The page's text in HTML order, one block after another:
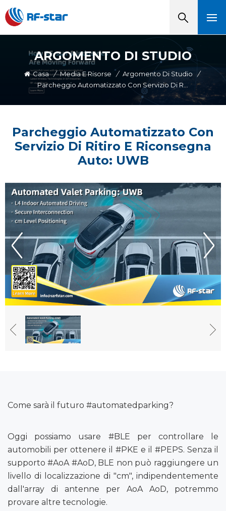
ARGOMENTO DI STUDIO
Casa / Media E Risorse / Argomento Di Studio
/
Parcheggio Automatizzato Con
Servizio Di Ritiro E Riconsegna
Auto: UWB
Come sarà il futuro #automatedparking?
Oggi possiamo usare #BLE per controllare le
automobili per ottenere il #PKE e il #PEPS. Senza il
supporto #AoA #AoD, BLE non può raggiungere un
livello di localizzazione di "cm", indipendentemente
dall'array di antenne per AoA AoD, potremmo
provare altre tecnologie.